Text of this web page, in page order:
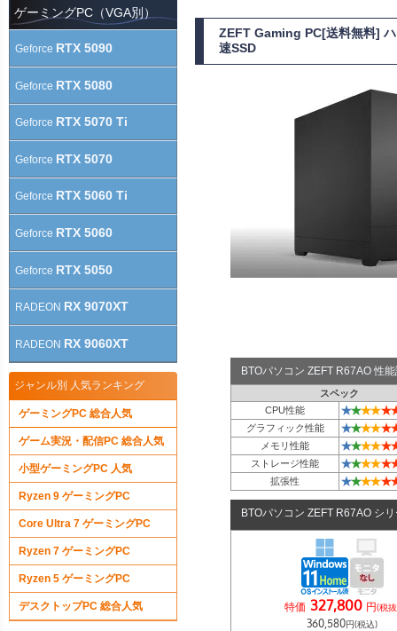
ZEFT Gaming PC[送料無料]
速SSD
BTOパソコン ZEFT R67AO 性
スペック
CPU性能
★★★★★
グラフィック性能 ★★★★★
メモリ性能 ★★★★★
ストレージ性能 ★★★★★
拡張性 ★★★★★
BTOパソコン ZEFT R67AO シ
特価 327,800 円(税
360,580円(税込)
ゲーミングPC（VGA別）
Geforce RTX 5090
Geforce RTX 5080
Geforce RTX 5070 Ti
Geforce RTX 5070
Geforce RTX 5060 Ti
Geforce RTX 5060
Geforce RTX 5050
RADEON RX 9070XT
RADEON RX 9060XT
ジャンル別 人気ランキング
ゲーミングPC 総合人気
ゲーム実況・配信PC 総合人気
小型ゲーミングPC 人気
Ryzen 9 ゲーミングPC
Core Ultra 7 ゲーミングPC
Ryzen 7 ゲーミングPC
Ryzen 5 ゲーミングPC
デスクトップPC 総合人気